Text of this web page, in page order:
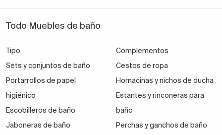
Todo Muebles de baño
Tipo
Sets y conjuntos de baño
Portarrollos de papel
higiénico
Escobilleros de baño
Jaboneras de baño
Complementos
Cestos de ropa
Hornacinas y nichos de ducha
Estantes y rinconeras para
baño
Perchas y ganchos de baño